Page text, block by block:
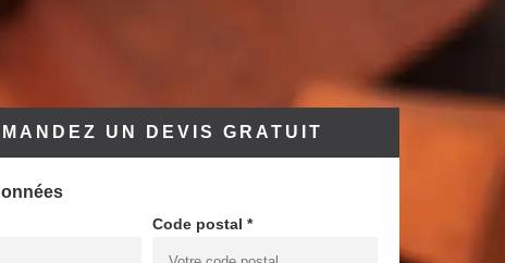
UN DEVIS GRATUIT
Code postal *